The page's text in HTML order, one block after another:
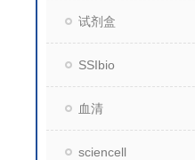
试剂盒
SSIbio
血清
sciencell